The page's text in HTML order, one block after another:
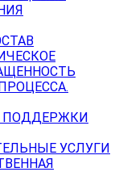
ПОДДЕРЖКИ
УСЛУГИ